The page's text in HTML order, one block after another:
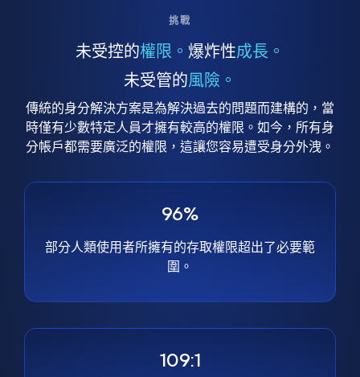
挑戰
未受控的權限。 爆炸性成長。
未受管的風險。
傳統的身分解決方案是為解決過去的問題而建構的，當
時僅有少數特定人員才擁有較高的權限。如今，所有身
分帳戶都需要廣泛的權限，這讓您容易遭受身分外洩。
96%
部分人類使用者所擁有的存取權限超出了必要範
圍。
109:1